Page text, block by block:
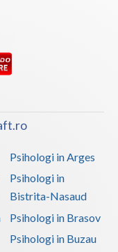
Psihologi in Arges
Psihologi in
Bistrita-Nasaud
Psihologi in Brasov
Psihologi in Buzau